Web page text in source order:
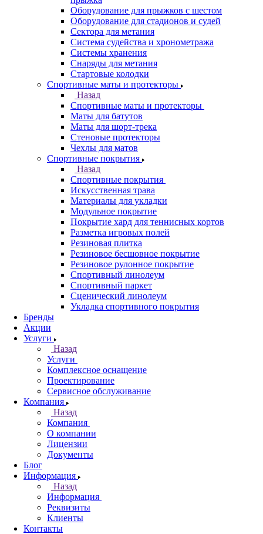
Оборудование для прыжков с шестом
Оборудование для стадионов и судей
Сектора для метания
Система судейства и хронометража
Системы хранения
Снаряды для метания
Стартовые колодки
Спортивные маты и протекторы
Назад
Спортивные маты и протекторы
Маты для батутов
Маты для шорт-трека
Стеновые протекторы
Чехлы для матов
Спортивные покрытия
Назад
Спортивные покрытия
Искусственная трава
Материалы для укладки
Модульное покрытие
Покрытие хард для теннисных кортов
Разметка игровых полей
Резиновая плитка
Резиновое бесшовное покрытие
Резиновое рулонное покрытие
Спортивный линолеум
Спортивный паркет
Сценический линолеум
Укладка спортивного покрытия
Бренды
Акции
Услуги
Назад
Услуги
Комплексное оснащение
Проектирование
Сервисное обслуживание
Компания
Назад
Компания
О компании
Лицензии
Документы
Блог
Информация
Назад
Информация
Реквизиты
Клиенты
Контакты